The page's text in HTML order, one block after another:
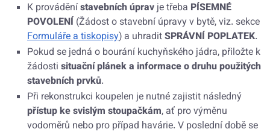
K prováděnístavebních úpravje třeba PÍSEMNÉ
POVOLENÍ (Žádost o stavební úpravy v bytě, viz. sekce
Formuláře a tiskopisy) a uhraditSPRÁVNÍ POPLATEK.
Pokud se jedná o bourání kuchyňského jádra, přiložte k
žádosti situační plánek a informace o druhu použitých
stavebních prvků.
Při rekonstrukci koupelen je nutné zajistit následný
přístup ke svislým stoupačkám, ať pro výměnu
vodoměrů nebo pro případ havárie. V poslední době se